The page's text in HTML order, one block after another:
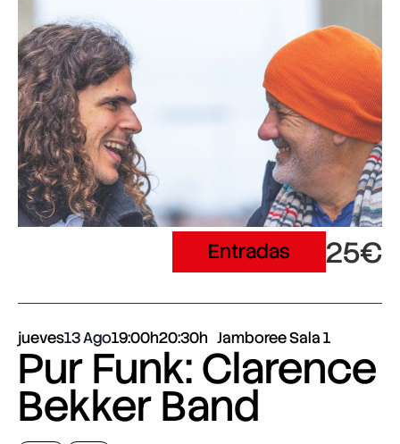
Entradas 25€
jueves13 Ago19:00h20:30h Jamboree Sala 1
Pur Funk: Clarence
Bekker Band